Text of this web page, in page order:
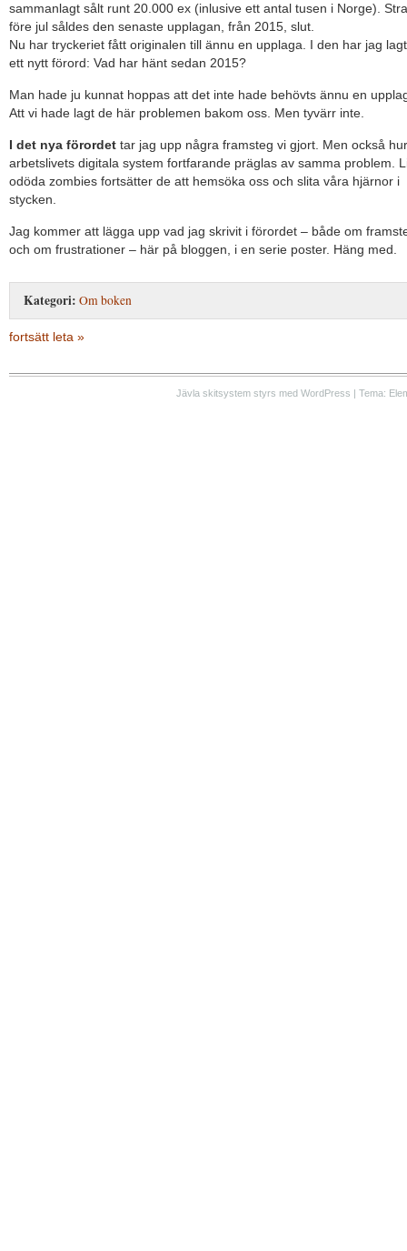
sammanlagt sålt runt 20.000 ex (inlusive ett antal tusen i Norge).
före jul såldes den senaste upplagan, från 2015, slut.
Nu har tryckeriet fått originalen till ännu en upplaga. I den har jag
ett nytt förord: Vad har hänt sedan 2015?
Man hade ju kunnat hoppas att det inte hade behövts ännu en
Att vi hade lagt de här problemen bakom oss. Men tyvärr inte.
I det nya förordet tar jag upp några framsteg vi gjort. Men också hur
arbetslivets digitala system fortfarande präglas av samma problem.
odöda zombies fortsätter de att hemsöka oss och slita våra hjärnor i
stycken.
Jag kommer att lägga upp vad jag skrivit i förordet – både om
och om frustrationer – här på bloggen, i en serie poster. Häng med.
Kategori: Om boken
fortsätt leta »
Jävla skitsystem styrs med WordPress | Tema: